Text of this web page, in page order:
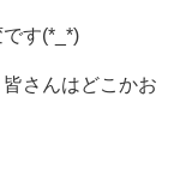
す(*_*)
さんはどこかお